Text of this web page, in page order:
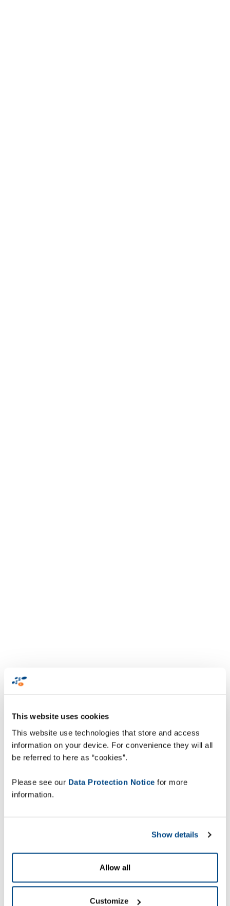
This website uses cookies
This website use technologies that store and access
information on your device. For convenience they will all
be referred to here as “cookies”.
Please see our Data Protection Notice for more
information.
Show details
Allow all
Customize